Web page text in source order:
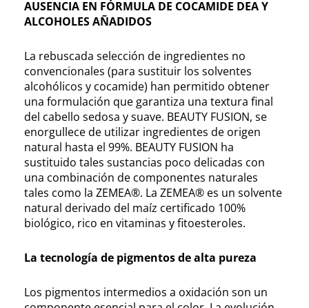
AUSENCIA EN FÓRMULA DE COCAMIDE DEA Y
ALCOHOLES AÑADIDOS
La rebuscada selección de ingredientes no
convencionales (para sustituir los solventes
alcohólicos y cocamide) han permitido obtener
una formulación que garantiza una textura final
del cabello sedosa y suave. BEAUTY FUSION, se
enorgullece de utilizar ingredientes de origen
natural hasta el 99%. BEAUTY FUSION ha
sustituido tales sustancias poco delicadas con
una combinación de componentes naturales
tales como la ZEMEA®. La ZEMEA® es un solvente
natural derivado del maíz certificado 100%
biológico, rico en vitaminas y fitoesteroles.
La tecnología de pigmentos de alta pureza
Los pigmentos intermedios a oxidación son un